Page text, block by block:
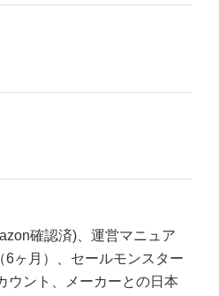
確認済)、運営マニュア
6ヶ月）、セールモンスター
ウント、メーカーとの日本